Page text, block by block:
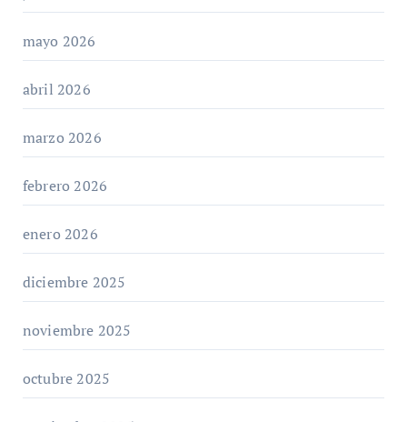
mayo 2026
abril 2026
marzo 2026
febrero 2026
enero 2026
diciembre 2025
noviembre 2025
octubre 2025